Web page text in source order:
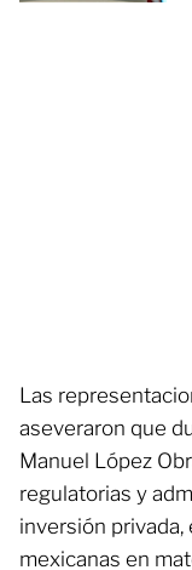
Las
aseveraron que
Manuel López
regulatorias y
inversión
mexicanas en